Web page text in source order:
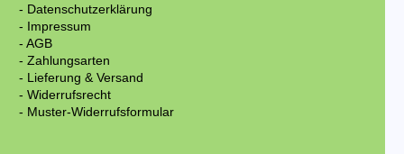
- Datenschutzerklärung
- Impressum
- AGB
- Zahlungsarten
- Lieferung & Versand
- Widerrufsrecht
- Muster-Widerrufsformular